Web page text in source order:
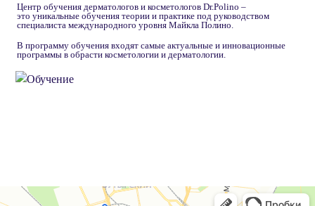
Центр обучения дерматологов и косметологов Dr.Polino –
это уникальные обучения теории и практике под руководством
специалиста международного уровня Майкла Полино.
В программу обучения входят самые актуальные и инновационные
программы в обрасти косметологии и дерматологии.